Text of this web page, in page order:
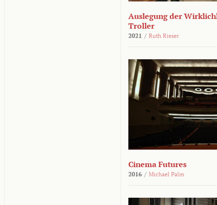
Auslegung der
Troller
2021 / Ruth Rieser
Cinema Futures
2016 / Michael Palm